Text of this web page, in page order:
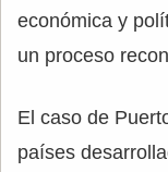
económica y
un proceso
El caso de
países